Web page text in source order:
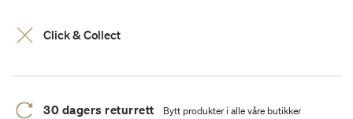
Click & Collect
30 dagers returrett Bytt produkter i alle våre butikker